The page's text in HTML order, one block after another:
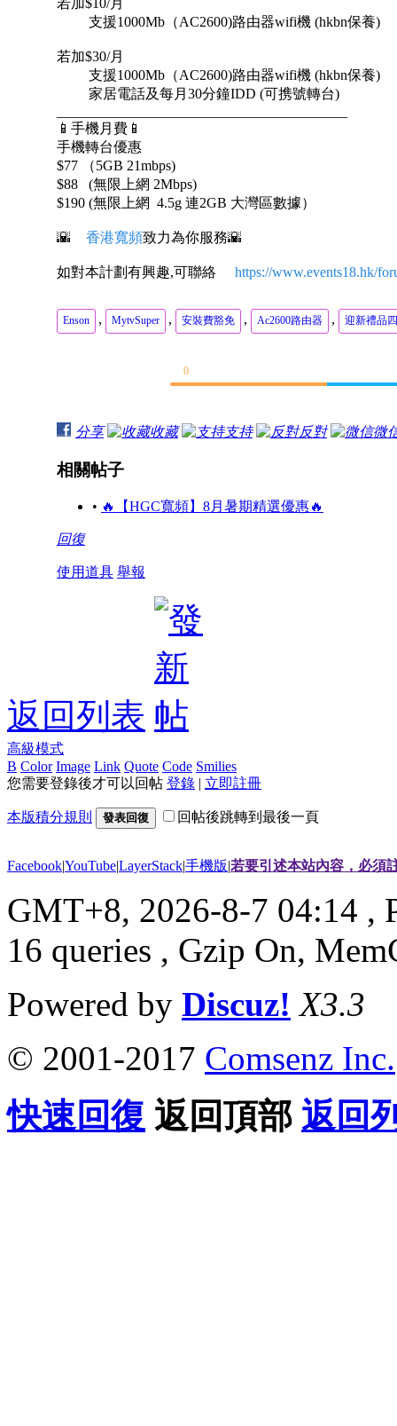
支援1000Mb（AC2600)路由器wifi機 (hkbn保養)
若加$30/月
支援1000Mb（AC2600)路由器wifi機 (hkbn保養)
家居電話及每月30分鐘IDD (可携號轉台)
📱手機月費📱
手機轉台優惠
$77 （5GB 21mbps)
$88 (無限上網 2Mbps)
$190 (無限上網 4.5g 連2GB 大灣區數據）
🌇 香港寬頻致力為你服務🌇
如對本計劃有興趣,可聯絡 https://www.events18.hk/
Enson , MytvSuper , 安裝費豁免 , Ac2600路由器 , 迎新禮品
0
分享 收藏 支持 反對 微
相關帖子
• 🔥【HGC寬頻】8月暑期精選優惠🔥
回復
使用道具 舉報
返回列表
高級模式
B Color Image Link Quote Code Smilies
您需要登錄後才可以回帖 登錄 | 立即註冊
本版積分規則 發表回復 回帖後跳轉到最後一頁
Facebook|YouTube|LayerStack|手機版|若要引述本站內容，必須
GMT+8, 2026-8-7 04:14 ,
16 queries , Gzip On,
Powered by Discuz! X3.3
© 2001-2017 Comsenz Inc.
快速回復 返回頂部 返回